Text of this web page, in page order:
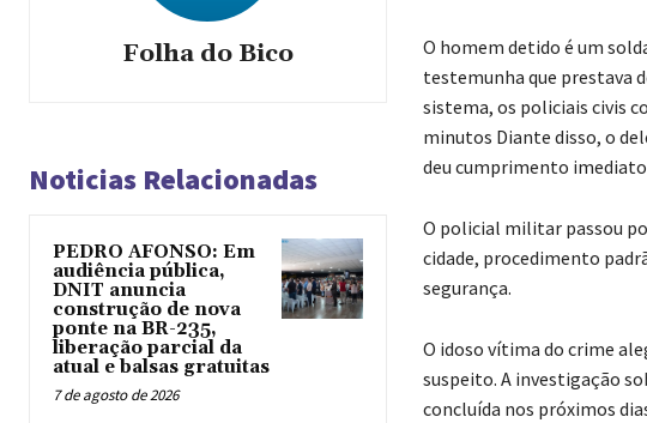
Folha do Bico
Noticias Relacionadas
PEDRO AFONSO: Em
audiência pública,
DNIT anuncia
construção de nova
ponte na BR-235,
liberação parcial da
atual e balsas gratuitas
7 de agosto de 2026
O homem detido é um
testemunha que prestava
sistema, os policiais civis
minutos Diante disso, o
deu cumprimento
O policial militar passou
cidade, procedimento
segurança.
O idoso vítima do crime
suspeito. A investigação
concluída nos próximos